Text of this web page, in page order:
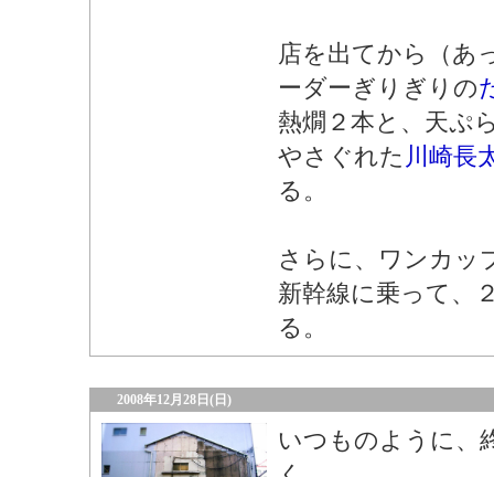
店を出てから（あ
ーダーぎりぎりの
熱燗２本と、天ぷ
やさぐれた 川崎長
る。
さらに、ワンカッ
新幹線に乗って、
る。
2008年12月28日(日)
いつものように、